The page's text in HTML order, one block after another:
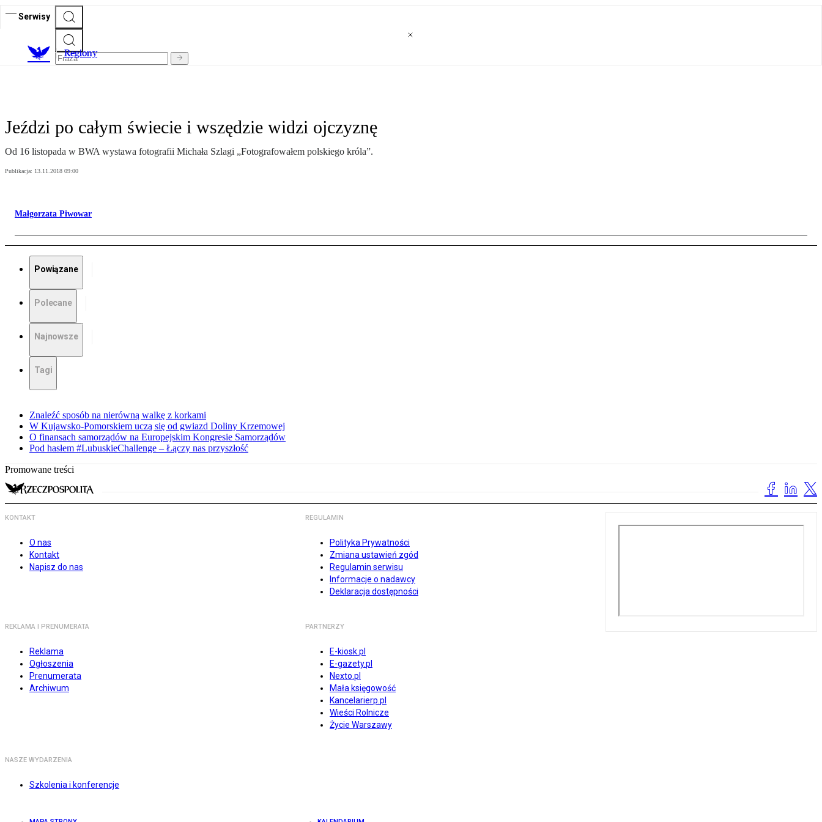
Serwisy
Regiony
Jeździ po całym świecie i wszędzie widzi ojczyznę
Od 16 listopada w BWA wystawa fotografii Michała Szlagi „Fotografowałem polskiego króla”.
Publikacja: 13.11.2018 09:00
Małgorzata Piwowar
Powiązane
Polecane
Najnowsze
Tagi
Znaleźć sposób na nierówną walkę z korkami
W Kujawsko-Pomorskiem uczą się od gwiazd Doliny Krzemowej
O finansach samorządów na Europejskim Kongresie Samorządów
Pod hasłem #LubuskieChallenge – Łączy nas przyszłość
Promowane treści
KONTAKT
O nas
Kontakt
Napisz do nas
REGULAMIN
Polityka Prywatności
Zmiana ustawień zgód
Regulamin serwisu
Informacje o nadawcy
Deklaracja dostępności
REKLAMA I PRENUMERATA
Reklama
Ogłoszenia
Prenumerata
Archiwum
PARTNERZY
E-kiosk.pl
E-gazety.pl
Nexto.pl
Mała księgowość
Kancelarierp.pl
Wieści Rolnicze
Życie Warszawy
NASZE WYDARZENIA
Szkolenia i konferencje